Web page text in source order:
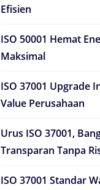
Efisien
ISO 50001 Hemat
Maksimal
ISO 37001 Upgrade
Value Perusahaan
Urus ISO 37001,
Transparan Tanpa
ISO 37001 Standar